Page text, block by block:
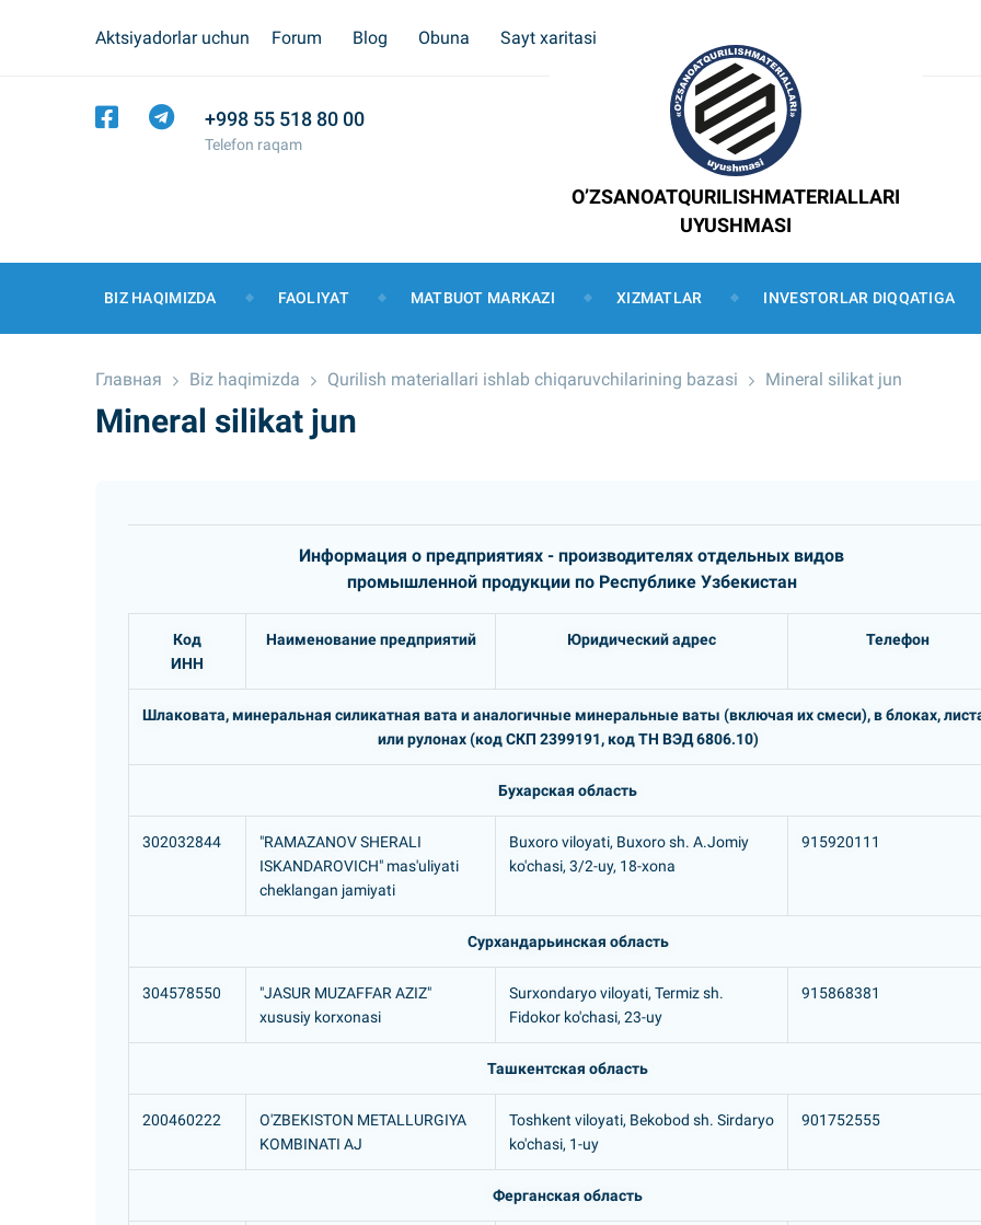
Aktsiyadorlar uchun Forum Blog Obuna Sayt xaritasi
+998 55 518 80 00
Telefon raqam
O’ZSANOATQURILISHMATERIALLARI
UYUSHMASI
BIZ HAQIMIZDA FAOLIYAT MATBUOT MARKAZI XIZMATLAR INVESTORLAR DIQQATIGA
Главная Biz haqimizda Qurilish materiallari ishlab chiqaruvchilarining bazasi Mineral silikat jun
Mineral silikat jun
Информация о предприятиях - производителях отдельных видов
промышленной продукции по Республике Узбекистан
Код
ИНН
Наименование предприятий Юридический адрес Телефон
Шлаковата, минеральная силикатная вата и аналогичные минеральные ваты (включая их смеси), в блоках,
или рулонах (код СКП 2399191, код ТН ВЭД 6806.10)
Бухарская область
302032844
"RAMAZANOV SHERALI
ISKANDAROVICH" mas'uliyati
cheklangan jamiyati
Buxoro viloyati, Buxoro sh. A.Jomiy
ko'chasi, 3/2-uy, 18-xona
915920111
Сурхандарьинская область
304578550
"JASUR MUZAFFAR AZIZ"
xususiy korxonasi
Surxondaryo viloyati, Termiz sh.
Fidokor ko'chasi, 23-uy
915868381
Ташкентская область
200460222
O'ZBEKISTON METALLURGIYA
KOMBINATI AJ
Toshkent viloyati, Bekobod sh. Sirdaryo
ko'chasi, 1-uy
901752555
Ферганская область